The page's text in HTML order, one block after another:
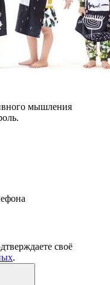
мышления
своё
.